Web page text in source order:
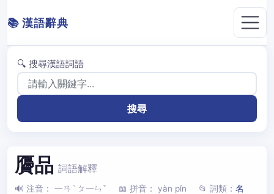
📚 漢語辭典
🔍 搜尋漢語詞語
贗品 詞語解釋
🔊 注音： 一ㄢˋ ㄆ一ㄣˇ 📖 拼音： yàn pǐn 📂 詞類： 名